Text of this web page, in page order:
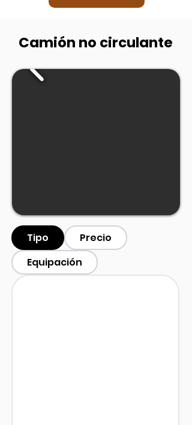
Camión no circulante
Tipo
Precio
Equipación